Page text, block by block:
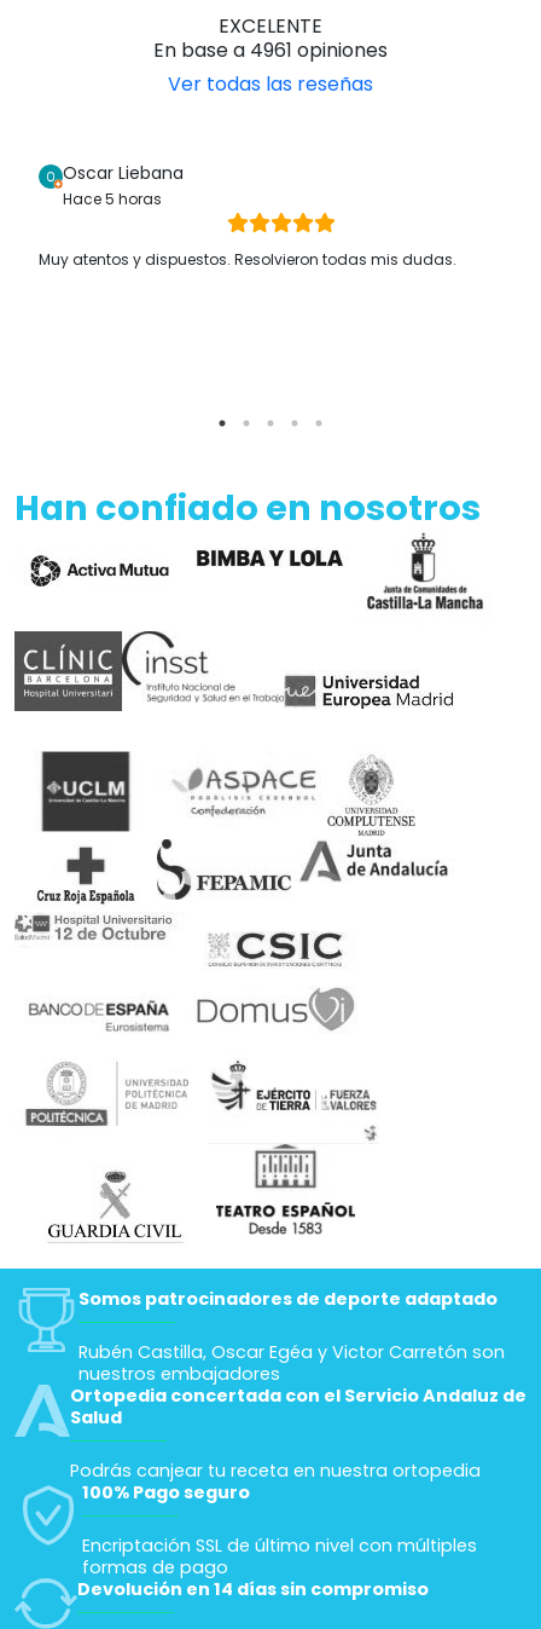
EXCELENTE
En base a 4961 opiniones
Ver todas las reseñas
Oscar Liebana
Hace 5 horas
Muy atentos y dispuestos. Resolvieron todas mis dudas.
Han confiado en nosotros
Somos patrocinadores de deporte adaptado
Rubén Castilla, Oscar Egéa y Victor Carretón son
nuestros embajadores
Ortopedia concertada con el Servicio Andaluz de
Salud
Podrás canjear tu receta en nuestra ortopedia
100% Pago seguro
Encriptación SSL de último nivel con múltiples
formas de pago
Devolución en 14 días sin compromiso